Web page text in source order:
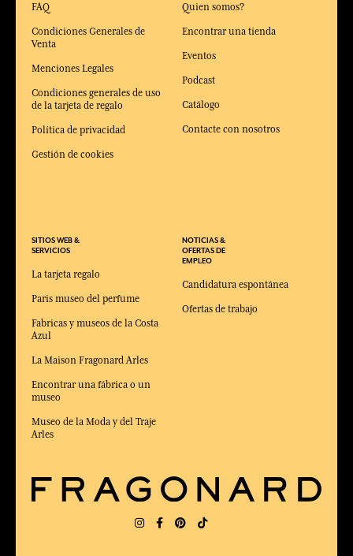
FAQ
Condiciones Generales de
Venta
Menciones Legales
Condiciones generales de uso
de la tarjeta de regalo
Política de privacidad
Gestión de cookies
SITIOS WEB &
SERVICIOS
La tarjeta regalo
Paris museo del perfume
Fabricas y museos de la Costa
Azul
La Maison Fragonard Arles
Encontrar una fábrica o un
museo
Museo de la Moda y del Traje
Arles
Quien somos?
Encontrar una tienda
Eventos
Podcast
Catálogo
Contacte con nosotros
NOTICIAS &
OFERTAS DE
EMPLEO
Candidatura espontánea
Ofertas de trabajo